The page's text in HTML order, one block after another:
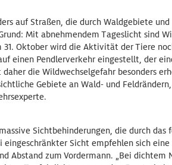
auf Straßen, die durch Waldgebiete
Mit abnehmendem Tageslicht sind
Oktober wird die Aktivität der Tiere
einen Pendlerverkehr eingestellt, der
die Wildwechselgefahr besonders
Gebiete an Wald- und
Sichtbehinderungen, die durch das
Sicht empfehlen sich eine
Abstand zum Vordermann. „Bei dichtem